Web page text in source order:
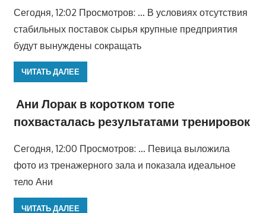
Сегодня, 12:02 Просмотров: … В условиях отсутствия
стабильных поставок сырья крупные предприятия
будут вынуждены сокращать
ЧИТАТЬ ДАЛЕЕ
Ани Лорак в коротком топе
похвасталась результатами тренировок
Сегодня, 12:00 Просмотров: … Певица выложила
фото из тренажерного зала и показала идеальное
тело Ани
ЧИТАТЬ ДАЛЕЕ